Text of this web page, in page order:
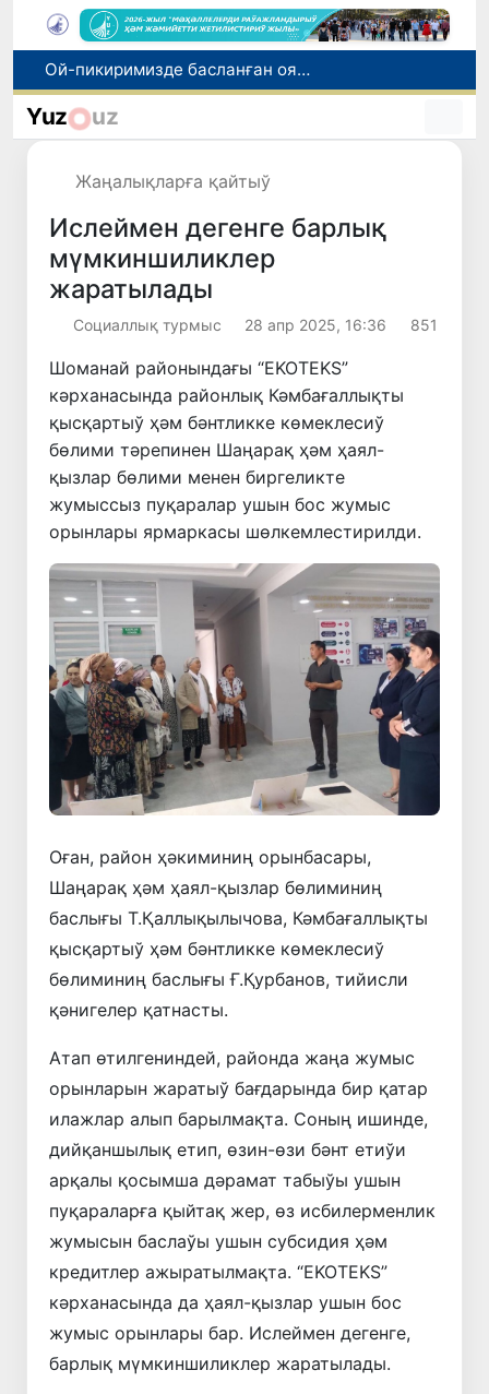
Өзбекстан мал гөши импортын арттырды: Ҳиндстан ҳәм Беларусь тийкарғы жеткерип бериўшилерге айланды
Өзбекстан ўәкиллери көркем гимнастика бойынша жәҳән чемпионатында қатнасады
Yuz uz
Жаңалықларға қайтыў
Ислеймен дегенге барлық
мүмкиншиликлер
жаратылады
Социаллық турмыс 28 апр 2025, 16:36 851
Шоманай районындағы “EKOTEKS”
кәрханасында районлық Кәмбағаллықты
қысқартыў ҳәм бәнтликке көмеклесиў
бөлими тәрепинен Шаңарақ ҳәм ҳаял-
қызлар бөлими менен биргеликте
жумыссыз пуқаралар ушын бос жумыс
орынлары ярмаркасы шөлкемлестирилди.
Оған, район ҳәкиминиң орынбасары,
Шаңарақ ҳәм ҳаял-қызлар бөлиминиң
баслығы Т.Қаллықылычова, Кәмбағаллықты
қысқартыў ҳәм бәнтликке көмеклесиў
бөлиминиң баслығы Ғ.Қурбанов, тийисли
қәнигелер қатнасты.
Атап өтилгениндей, районда жаңа жумыс
орынларын жаратыў бағдарында бир қатар
илажлар алып барылмақта. Соның ишинде,
дийқаншылық етип, өзин-өзи бәнт етиўи
арқалы қосымша дәрамат табыўы ушын
пуқараларға қыйтақ жер, өз исбилерменлик
жумысын баслаўы ушын субсидия ҳәм
кредитлер ажыратылмақта. “EKOTEKS”
кәрханасында да ҳаял-қызлар ушын бос
жумыс орынлары бар. Ислеймен дегенге,
барлық мүмкиншиликлер жаратылады.